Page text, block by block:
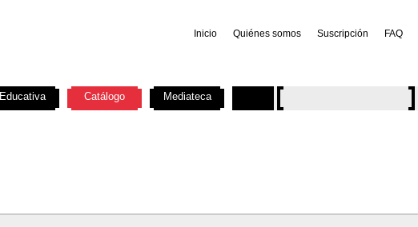
Inicio Quiénes somos Suscripción FAQ
Educativa Catálogo Mediateca